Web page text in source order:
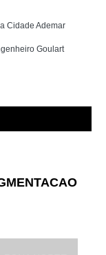
Cidade Ademar
Goulart
Itaim Bibi